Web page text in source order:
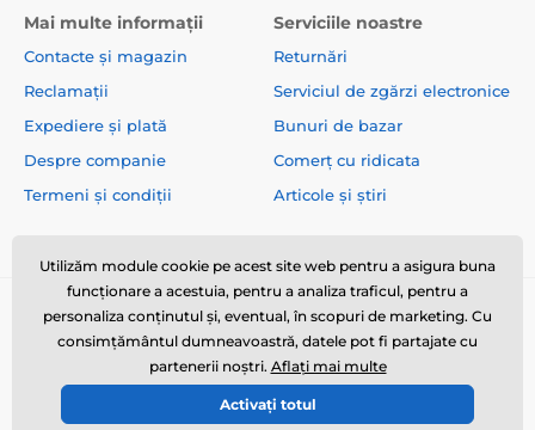
Mai multe informații
Contacte și magazin
Reclamații
Expediere și plată
Despre companie
Termeni și condiții
Serviciile noastre
Returnări
Serviciul de zgărzi electronice
Bunuri de bazar
Comerț cu ridicata
Articole și știri
© 2026 www.zgarzi-electro.ro ⦁ E-shop creat de
Utilizăm module cookie pe acest site web pentru a asigura buna
funcționare a acestuia, pentru a analiza traficul, pentru a
personaliza conținutul și, eventual, în scopuri de marketing. Cu
consimțământul dumneavoastră, datele pot fi partajate cu
partenerii noștri. Aflați mai multe
Activați totul